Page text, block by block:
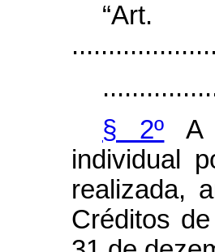
§ 2º A
individual
realizada,
Créditos